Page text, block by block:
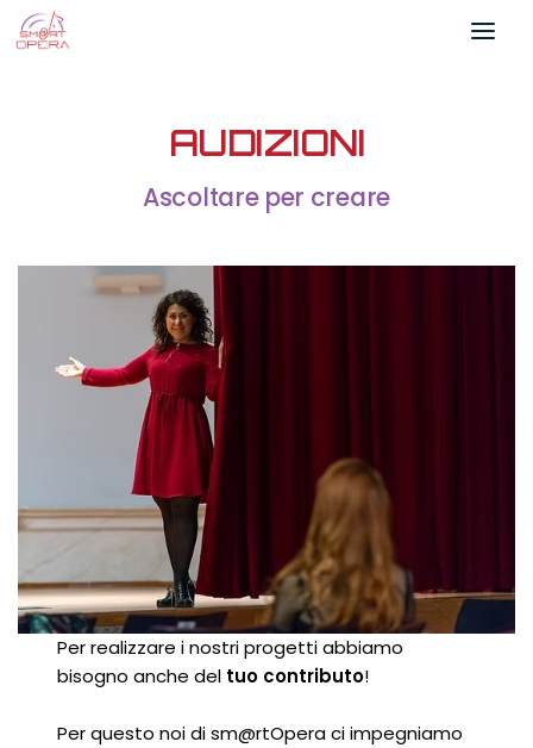
Salta al contenuto
AUDIZIONI
Ascoltare per creare
Per realizzare i nostri progetti abbiamo
bisogno anche del tuo contributo!
Per questo noi di sm@rtOpera ci impegniamo